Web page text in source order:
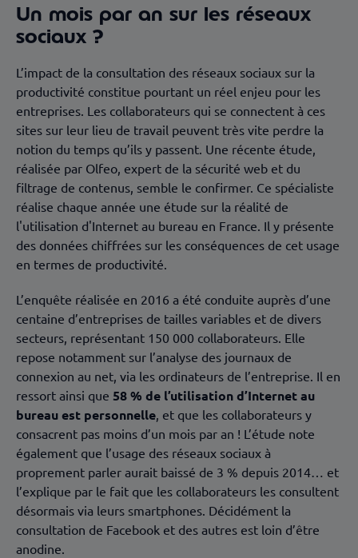
Un mois par an sur les réseaux
sociaux ?
L’impact de la consultation des réseaux sociaux sur la
productivité constitue pourtant un réel enjeu pour les
entreprises. Les collaborateurs qui se connectent à ces
sites sur leur lieu de travail peuvent très vite perdre la
notion du temps qu’ils y passent. Une récente étude,
réalisée par Olfeo, expert de la sécurité web et du
filtrage de contenus, semble le confirmer. Ce spécialiste
réalise chaque année une étude sur la réalité de
l'utilisation d'Internet au bureau en France. Il y présente
des données chiffrées sur les conséquences de cet usage
en termes de productivité.
L’enquête réalisée en 2016 a été conduite auprès d’une
centaine d’entreprises de tailles variables et de divers
secteurs, représentant 150 000 collaborateurs. Elle
repose notamment sur l’analyse des journaux de
connexion au net, via les ordinateurs de l’entreprise. Il en
ressort ainsi que 58 % de l’utilisation d’Internet au
bureau est personnelle, et que les collaborateurs y
consacrent pas moins d’un mois par an ! L’étude note
également que l’usage des réseaux sociaux à
proprement parler aurait baissé de 3 % depuis 2014… et
l’explique par le fait que les collaborateurs les consultent
désormais via leurs smartphones. Décidément la
consultation de Facebook et des autres est loin d’être
anodine.